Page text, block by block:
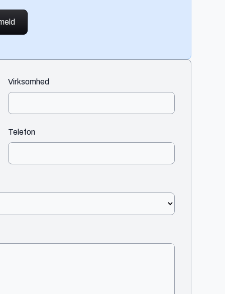
Virksomhed
Telefon